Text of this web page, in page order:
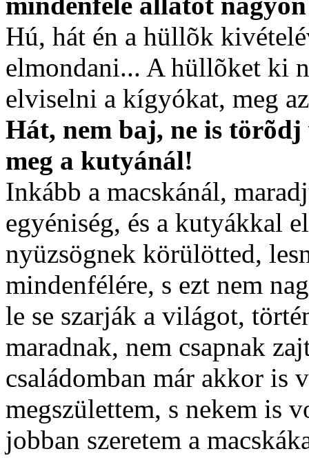
Hú, hát én a hüllõk
elmondani... A hüllõket ki
elviselni a kígyókat, meg
Hát, nem baj, ne is
meg a kutyánál!
Inkább a macskánál,
egyéniség, és a kutyákkal
nyüzsögnek körülötted,
mindenfélére, s ezt nem
le se szarják a világot,
maradnak, nem csapnak
családomban már akkor is
megszülettem, s nekem is
jobban szeretem a